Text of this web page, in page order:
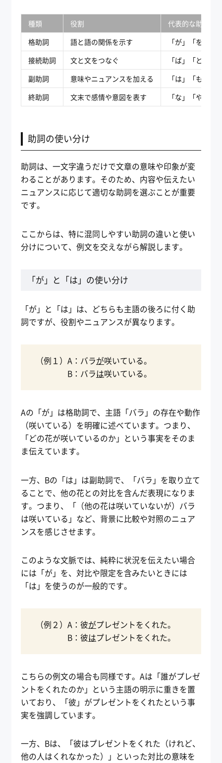
種類 役割
代表的な助詞
格助詞
語と語の関係を示す
「が」「を」
接続助詞
文と文をつなぐ
「ば」「と」
副助詞
意味やニュアンスを加える
「は」「も」
終助詞
文末で感情や意図を表す 「な」「や」
助詞の使い分け
助詞は、一文字違うだけで文章の意味や印象が変
わることがあります。そのため、内容や伝えたい
ニュアンスに応じて適切な助詞を選ぶことが重要
です。
ここからは、特に混同しやすい助詞の違いと使い
分けについて、例文を交えながら解説します。
「が」と「は」の使い分け
「が」と「は」は、どちらも主語の後ろに付く助
詞ですが、役割やニュアンスが異なります。
（例１）A：バラが咲いている。
B：バラは咲いている。
Aの「が」は格助詞で、主語「バラ」の存在や動作
（咲いている）を明確に述べています。つまり、
「どの花が咲いているのか」という事実をそのま
ま伝えています。
一方、Bの「は」は副助詞で、「バラ」を取り立て
ることで、他の花との対比を含んだ表現になりま
す。つまり、「（他の花は咲いていないが）バラ
は咲いている」など、背景に比較や対照のニュア
ンスを感じさせます。
このような文脈では、純粋に状況を伝えたい場合
には「が」を、対比や限定を含みたいときには
「は」を使うのが一般的です。
（例２）A：彼がプレゼントをくれた。
B：彼はプレゼントをくれた。
こちらの例文の場合も同様です。Aは「誰がプレゼ
ントをくれたのか」という主語の明示に重きを置
いており、「彼」がプレゼントをくれたという事
実を強調しています。
一方、Bは、「彼はプレゼントをくれた（けれど、
他の人はくれなかった）」といった対比の意味を